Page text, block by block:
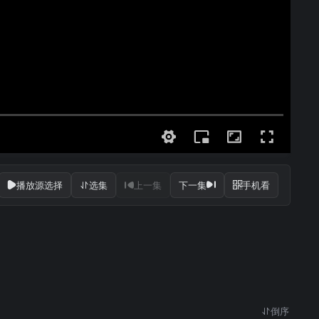
播放源选择 选集 上一集 下一集 手机看
倒序